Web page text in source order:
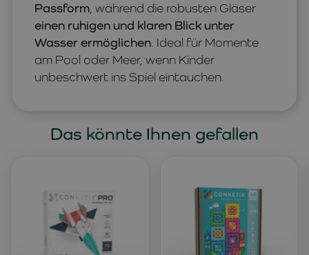
Passform, während die robusten Gläser
einen ruhigen und klaren Blick unter
Wasser ermöglichen. Ideal für Momente
am Pool oder Meer, wenn Kinder
unbeschwert ins Spiel eintauchen.
Das könnte Ihnen gefallen